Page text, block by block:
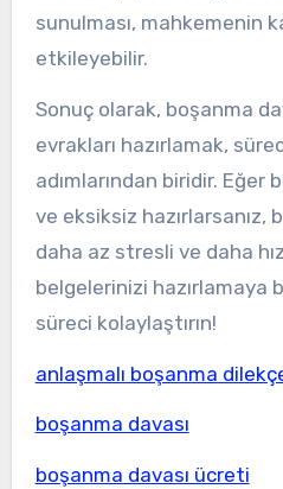
sunulması, mahkemenin
etkileyebilir.
Sonuç olarak, boşanma
evrakları hazırlamak,
adımlarından biridir. Eğer
ve eksiksiz hazırlarsanız,
daha az stresli ve daha
belgelerinizi hazırlamaya
süreci kolaylaştırın!
anlaşmalı boşanma
boşanma davası
boşanma davası ücreti